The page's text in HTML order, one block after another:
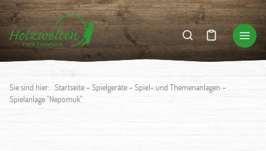
Sie sind hier: Startseite– Spielgeräte– Spiel- und Themenanlagen –
Spielanlage "Nepomuk"